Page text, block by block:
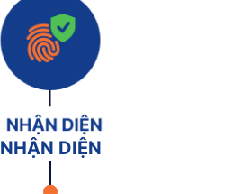
NHẬN DIỆN